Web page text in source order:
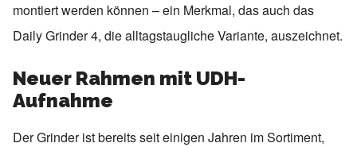
montiert werden können – ein Merkmal, das auch das
Daily Grinder 4, die alltagstaugliche Variante, auszeichnet.
Neuer Rahmen mit UDH-
Aufnahme
Der Grinder ist bereits seit einigen Jahren im Sortiment,